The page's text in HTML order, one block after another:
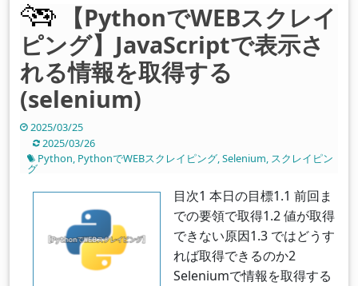
【PythonでWEBスクレイ
ピング】JavaScriptで表示さ
れる情報を取得する
(selenium)
2025/03/25
2025/03/26
Python, PythonでWEBスクレイピング,Selenium, スクレイピン
グ
目次1 本日の目標1.1 前回ま
での要領で取得1.2 値が取得
できない原因1.3 ではどうす
れば取得できるのか2
Seleniumで情報を取得する